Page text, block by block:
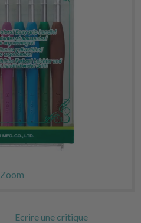
Zoom
Ecrire une critique